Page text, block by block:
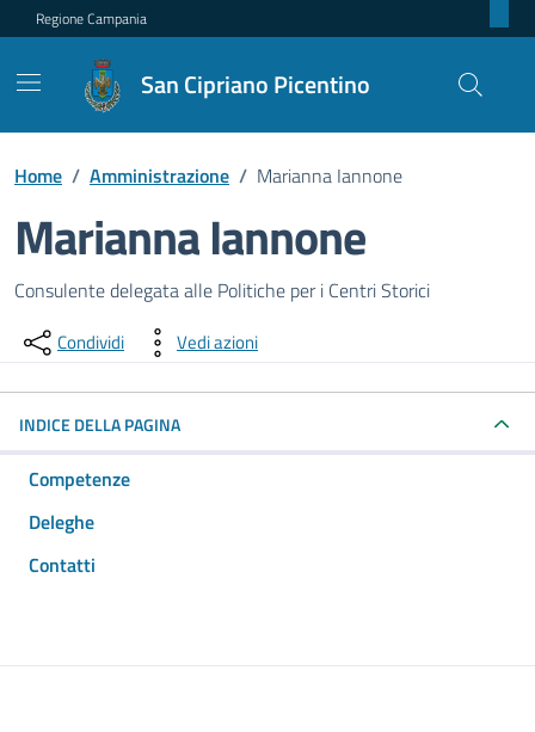
Regione Campania
San Cipriano Picentino
Home / Amministrazione / Marianna Iannone
Marianna Iannone
Dettagli della persona pubblica
Consulente delegata alle Politiche per i Centri Storici
Condividi Vedi azioni
INDICE DELLA PAGINA
Competenze
Deleghe
Contatti